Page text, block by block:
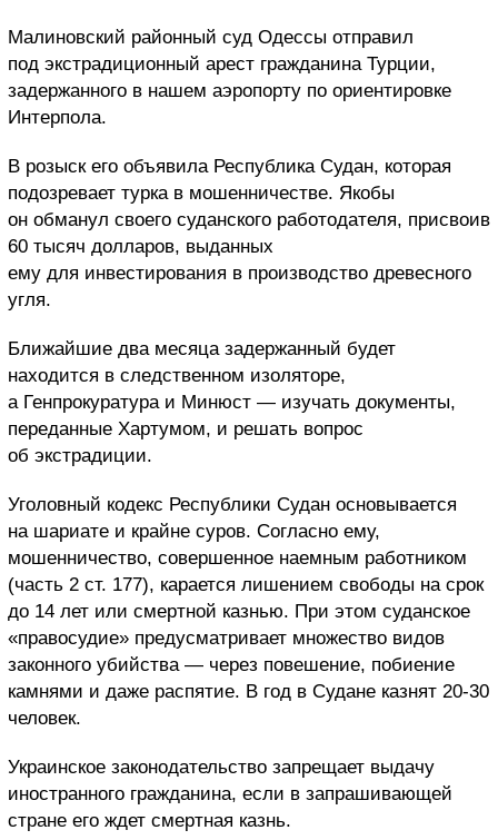
Малиновский районный суд Одессы отправил
под экстрадиционный арест гражданина Турции,
задержанного в нашем аэропорту по ориентировке
Интерпола.
В розыск его объявила Республика Судан, которая
подозревает турка в мошенничестве. Якобы
он обманул своего суданского работодателя, присвоив
60 тысяч долларов, выданных
ему для инвестирования в производство древесного
угля.
Ближайшие два месяца задержанный будет
находится в следственном изоляторе,
а Генпрокуратура и Минюст — изучать документы,
переданные Хартумом, и решать вопрос
об экстрадиции.
Уголовный кодекс Республики Судан основывается
на шариате и крайне суров. Согласно ему,
мошенничество, совершенное наемным работником
(часть 2 ст. 177), карается лишением свободы на срок
до 14 лет или смертной казнью. При этом суданское
«правосудие» предусматривает множество видов
законного убийства — через повешение, побиение
камнями и даже распятие. В год в Судане казнят 20-30
человек.
Украинское законодательство запрещает выдачу
иностранного гражданина, если в запрашивающей
стране его ждет смертная казнь.